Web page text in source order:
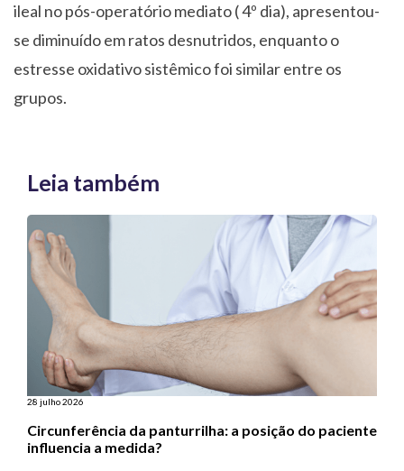
ileal no pós-operatório mediato ( 4º dia), apresentou-
se diminuído em ratos desnutridos, enquanto o
estresse oxidativo sistêmico foi similar entre os
grupos.
Leia também
28 julho 2026
Circunferência da panturrilha: a posição do paciente
influencia a medida?